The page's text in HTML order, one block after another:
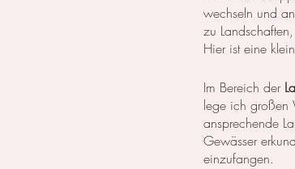
wechseln und
zu
Hier ist eine
Im Bereich der
lege ich großen
ansprechende
Gewässer
einzufangen.